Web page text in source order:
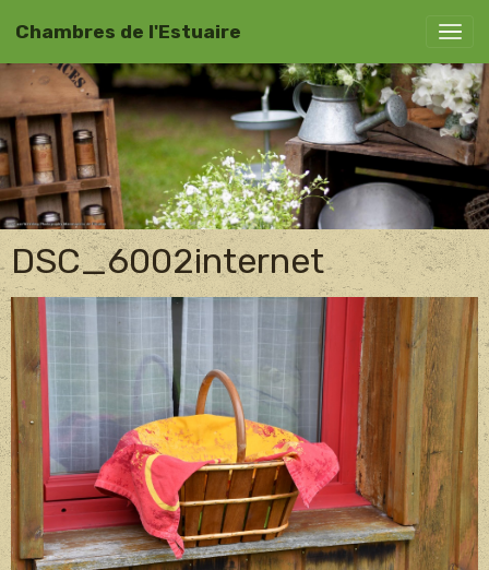
Chambres de l'Estuaire
DSC_6002internet